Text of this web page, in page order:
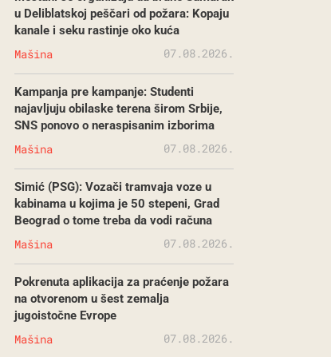
u Deliblatskoj peščari od požara: Kopaju
kanale i seku rastinje oko kuća
Mašina 07.08.2026.
Kampanja pre kampanje: Studenti
najavljuju obilaske terena širom Srbije,
SNS ponovo o neraspisanim izborima
Mašina 07.08.2026.
Simić (PSG): Vozači tramvaja voze u
kabinama u kojima je 50 stepeni, Grad
Beograd o tome treba da vodi računa
Mašina 07.08.2026.
Pokrenuta aplikacija za praćenje požara
na otvorenom u šest zemalja
jugoistočne Evrope
Mašina 07.08.2026.